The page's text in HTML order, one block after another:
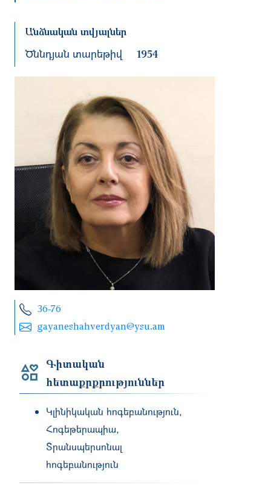
36-76
gayaneshahverdyan@ysu.am
Անձնական տվյալներ
Ծննդյան տարեթիվ 1954
Գիտական
հետաքրքրություններ
Կլինիկական հոգեբանություն,
Հոգեթերապիա,
Տրանսպերսոնալ
հոգեբանություն